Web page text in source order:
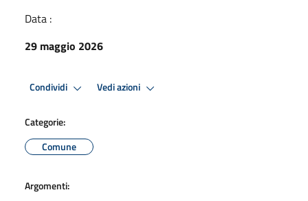
Data :
29 maggio 2026
Condividi Vedi azioni
Categorie:
Comune
Argomenti: